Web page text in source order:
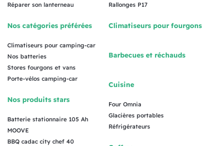
Réparer son lanterneau
Nos catégories préférées
Climatiseurs pour camping-car
Nos batteries
Stores fourgons et vans
Porte-vélos camping-car
Nos produits stars
Batterie stationnaire 105 Ah
MOOVE
BBQ cadac city chef 40
Rallonges P17
Climatiseurs pour fourgons
Barbecues et réchauds
Cuisine
Four Omnia
Glacières portables
Réfrigérateurs